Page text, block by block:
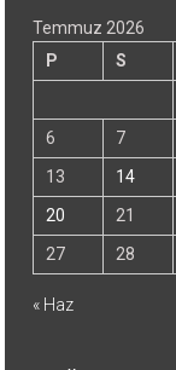
Temmuz 2026
P
S
6
7
13
14
20
21
27
28
« Haz